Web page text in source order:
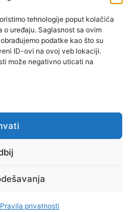
tehnologije poput kolačića
uređaju. Saglasnost sa ovim
podatke kao što su
ID-ovi na ovoj veb lokaciji.
može negativno uticati na
Pravila privatnosti
Evropi
u jugoistočnoj Evropi
Politika kolačića